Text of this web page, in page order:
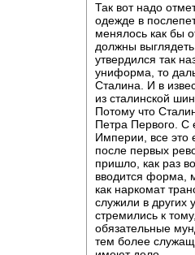
Так вот надо
одежде в
менялось как бы
должны
утвердился так
униформа, то
Сталина. И в
из сталинской
Потому что
Петра Первого. С
Империи, все это
после первых
пришло, как раз
вводится форма,
как наркомат
служили в других
стремились к
обязательные
тем более